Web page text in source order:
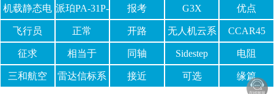
机载静态电
源
派珀PA-31P-
350
报考 G3X 优点
飞行员 正常 开路 无人机云系
统
CCAR45
征求 相当于 同轴 Sidestep 电阻
三和航空 雷达信标系 接近 可选 缘篇